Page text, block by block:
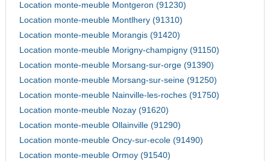
Location monte-meuble Montgeron (91230)
Location monte-meuble Montlhery (91310)
Location monte-meuble Morangis (91420)
Location monte-meuble Morigny-champigny (91150)
Location monte-meuble Morsang-sur-orge (91390)
Location monte-meuble Morsang-sur-seine (91250)
Location monte-meuble Nainville-les-roches (91750)
Location monte-meuble Nozay (91620)
Location monte-meuble Ollainville (91290)
Location monte-meuble Oncy-sur-ecole (91490)
Location monte-meuble Ormoy (91540)